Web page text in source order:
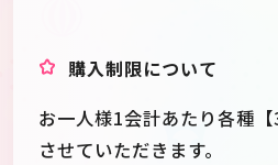
購入制限について
お一人様1会計あたり各種
させていただきます。